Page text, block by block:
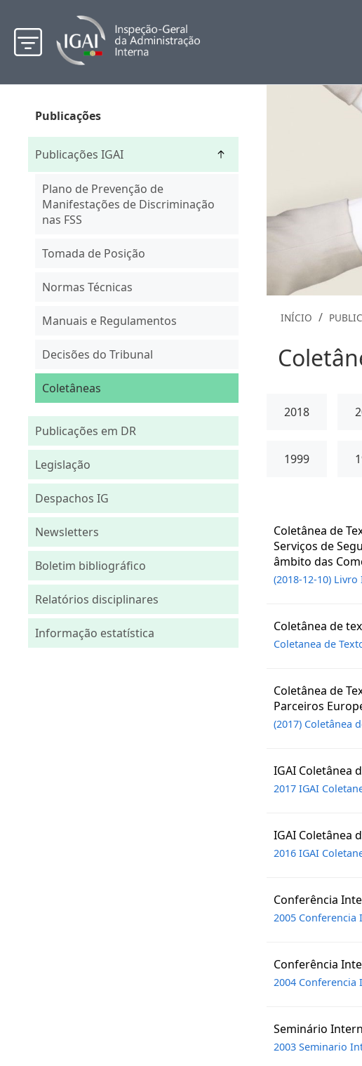
Publicações
Publicações IGAI
Plano de Prevenção de
Manifestações de Discriminação
nas FSS
Tomada de Posição
Normas Técnicas
Manuais e Regulamentos
Decisões do Tribunal
Coletâneas
Publicações em DR
Legislação
Despachos IG
Newsletters
Boletim bibliográfico
Relatórios disciplinares
Informação estatística
INÍCIO /
2018
1999
Coletânea de
Serviços de
âmbito das
(2018-12-10)
Coletânea de
Coletanea de
Coletânea de
Parceiros
(2017) Coletânea
IGAI Coletânea
2017 IGAI
IGAI Coletânea
2016 IGAI
Conferência
2005
Conferência
2004
Seminário
2003 Seminario